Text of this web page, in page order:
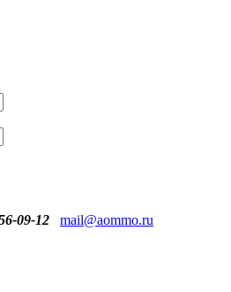
09-12
mail@aommo.ru